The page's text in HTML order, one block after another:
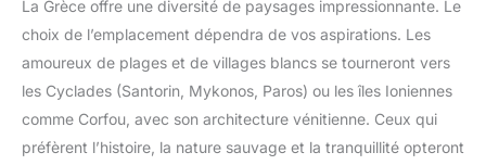
La Grèce offre une diversité de paysages impressionnante. Le
choix de l’emplacement dépendra de vos aspirations. Les
amoureux de plages et de villages blancs se tourneront vers
les Cyclades (Santorin, Mykonos, Paros) ou les îles Ioniennes
comme Corfou, avec son architecture vénitienne. Ceux qui
préfèrent l’histoire, la nature sauvage et la tranquillité opteront